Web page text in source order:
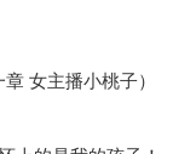
女主播小桃子）